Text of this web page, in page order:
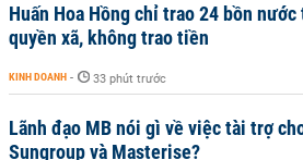
Huấn Hoa Hồng chỉ trao 24 bồn
quyền xã, không trao tiền
KINH DOANH - 33 phút trước
Lãnh đạo MB nói gì về việc tài trợ
Sungroup và Masterise?